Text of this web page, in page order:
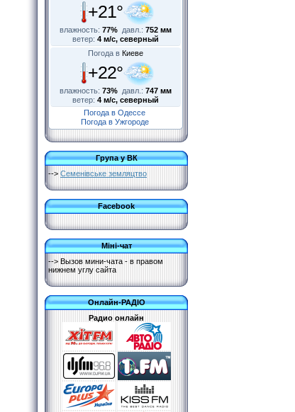
+21°
влажность: 77% давл.: 752 мм
ветер: 4 м/с, северный
Погода в Киеве
+22°
влажность: 73% давл.: 747 мм
ветер: 4 м/с, северный
Погода в Одессе
Погода в Ужгороде
Група у ВК
--> Семенівське земляцтво
Facebook
Міні-чат
--> Вызов мини-чата - в правом
нижнем углу сайта
Онлайн-РАДІО
Радио онлайн